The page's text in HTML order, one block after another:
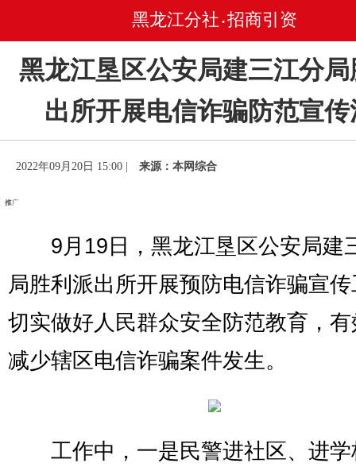
黑龙江分社 • 招商引资
黑龙江垦区公安局建三江分
出所开展电信诈骗防范宣
2022年09月20日 15:00 | 来源：本网综合
9月19日，黑龙江垦区公安局建
局胜利派出所开展预防电信诈骗宣
切实做好人民群众安全防范教育，
减少辖区电信诈骗案件发生。
工作中，一是民警进社区、进学